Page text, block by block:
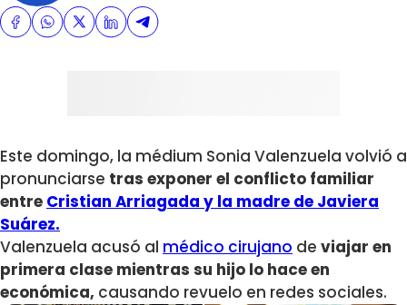
Este domingo, la médium Sonia Valenzuela volvió a
pronunciarse tras exponer el conflicto familiar
entre Cristian Arriagada y la madre de Javiera
Suárez.
Valenzuela acusó al médico cirujano de viajar en
primera clase mientras su hijo lo hace en
económica, causando revuelo en redes sociales.